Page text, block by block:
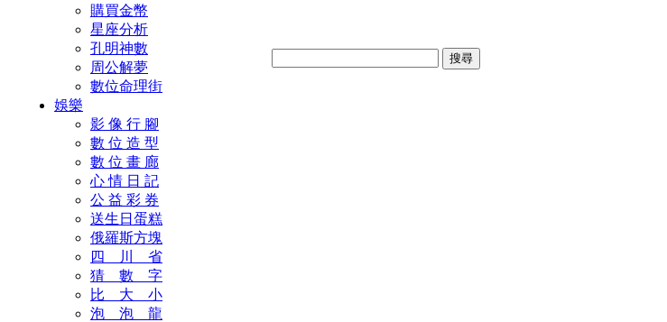
購買金幣
星座分析
孔明神數
周公解夢
數位命理街
娛樂
影 像 行 腳
數 位 造 型
數 位 畫 廊
心 情 日 記
公 益 彩 券
送生日蛋糕
俄羅斯方塊
四 川 省
猜 數 字
比 大 小
泡 泡 龍